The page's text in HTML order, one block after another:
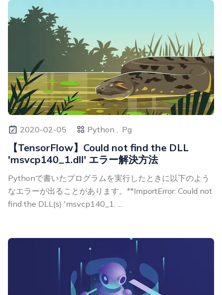
2020-02-05 Python , Pg
【TensorFlow】Could not find the DLL
'msvcp140_1.dll' エラー解決方法
Pythonで書いたプログラムを実行したときに以下のよう
なエラーが出ることがあります。**ImportError: Could not
find the DLL(s) 'msvcp140_1. ...